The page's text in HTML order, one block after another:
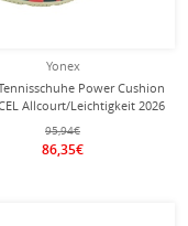
Yonex
Power Cushion
Allcourt/Leichtigkeit 2026
gelb Damen
95,94€
86,35€